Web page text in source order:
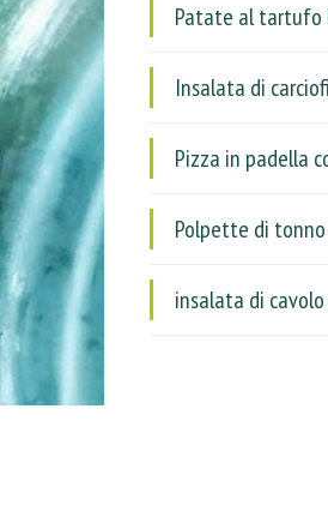
Patate al tartufo
Insalata di
Pizza in padella
Polpette di
insalata di